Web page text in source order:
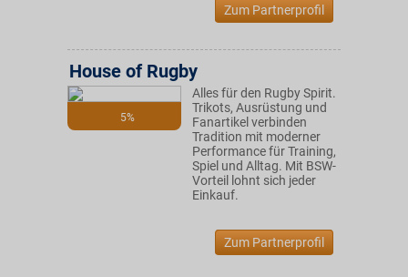
Zum Partnerprofil
5%
House of Rugby
Alles für den Rugby Spirit.
Trikots, Ausrüstung und
Fanartikel verbinden
Tradition mit moderner
Performance für Training,
Spiel und Alltag. Mit BSW-
Vorteil lohnt sich jeder
Einkauf.
Zum Partnerprofil